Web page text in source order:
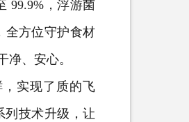
99.9%，浮游菌
全方位守护食材
、安心。
实现了质的飞
列技术升级，让